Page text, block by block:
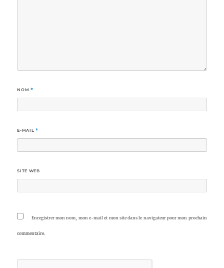
NOM *
E-MAIL *
SITE WEB
Enregistrer mon nom, mon e-mail et mon site dans le navigateur pour mon prochain
commentaire.